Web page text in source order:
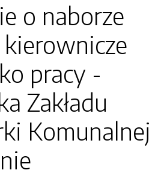
o naborze
pracy -
Zakładu
Komunalnej